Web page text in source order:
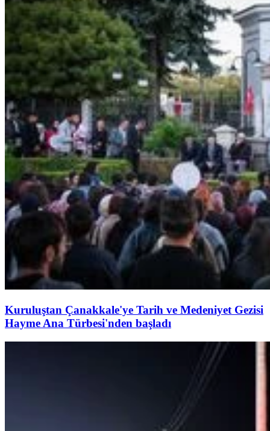
Kuruluştan Çanakkale'ye Tarih ve Medeniyet Gezisi
Hayme Ana Türbesi'nden başladı